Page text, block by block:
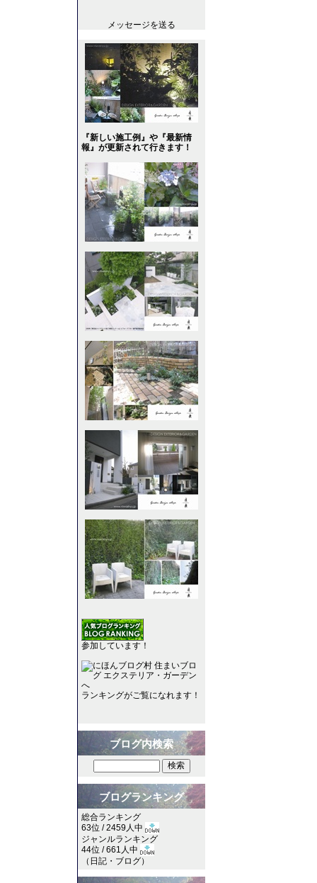
メッセージを送る
『新しい施工例』や『最新情
報』が更新されて行きます！
参加しています！
ランキングがご覧になれます！
ブログ内検索
ブログランキング
総合ランキング
63位 / 2459人中
ジャンルランキング
44位 / 661人中
（ 日記・ブログ）